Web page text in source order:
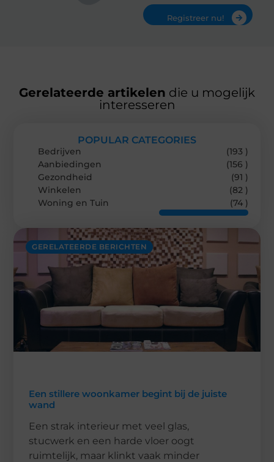
Registreer nu!
Gerelateerde artikelen die u mogelijk
interesseren
GERELATEERDE BERICHTEN
Een stillere woonkamer begint bij de juiste
wand
Een strak interieur met veel glas,
stucwerk en een harde vloer oogt
ruimtelijk, maar klinkt vaak minder
POPULAR CATEGORIES
Bedrijven
(193 )
Aanbiedingen
(156 )
Gezondheid
(91 )
Winkelen
(82 )
Woning en Tuin
(74 )